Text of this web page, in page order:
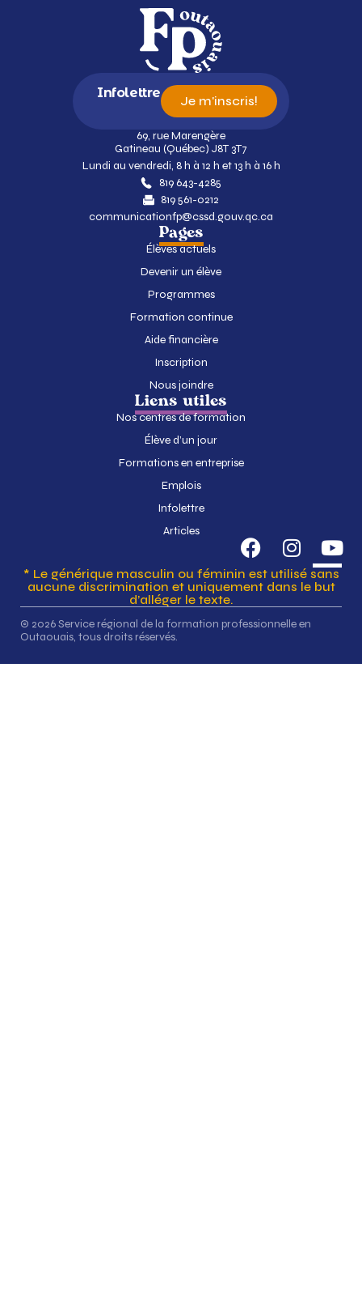
Infolettre
Je m'inscris!
69, rue Marengère
Gatineau (Québec) J8T 3T7
Lundi au vendredi, 8 h à 12 h et 13 h à 16 h
819 643-4285
819 561-0212
communicationfp@cssd.gouv.qc.ca
Pages
Élèves actuels
Devenir un élève
Programmes
Formation continue
Aide financière
Inscription
Nous joindre
Liens utiles
Nos centres de formation
Élève d’un jour
Formations en entreprise
Emplois
Infolettre
Articles
* Le générique masculin ou féminin est utilisé sans
aucune discrimination et uniquement dans le but
d’alléger le texte.
© 2026 Service régional de la formation professionnelle en
Outaouais, tous droits réservés.